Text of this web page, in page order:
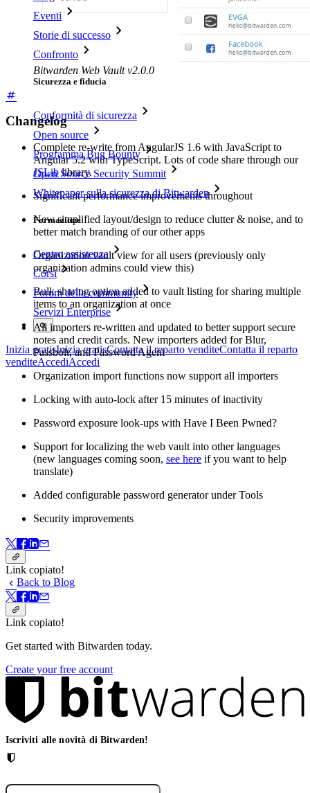
Eventi
Storie di successo
Confronto
Sicurezza e fiducia
Conformità di sicurezza
Open source
Programma Bug Bounty
Open Source Security Summit
Whitepaper sulla sicurezza di Bitwarden
Formazione
Centro assistenza
Corsi
Forum della community
Servizi Enterprise
Inizia gratisInizia gratisContatta il reparto venditeContatta il reparto
venditeAccediAccedi
Bitwarden Web Vault v2.0.0
Changelog
Complete re-write from AngularJS 1.6 with JavaScript to
Angular 5.2 with TypeScript. Lots of code share through our
JSLiblibrary.
Significant performance improvements throughout
New simplified layout/design to reduce clutter & noise, and to
better match branding of our other apps
Organization vault view for all users (previously only
organization admins could view this)
Bulk sharing option added to vault listing for sharing multiple
items to an organization at once
All importers re-written and updated to better support secure
notes and credit cards. New importers added for Blur,
Passbolt, and Password Agent
Organization import functions now support all importers
Locking with auto-lock after 15 minutes of inactivity
Password exposure look-ups with Have I Been Pwned?
Support for localizing the web vault into other languages
(new languages coming soon, see here if you want to help
translate)
Added configurable password generator under Tools
Security improvements
Link copiato!
Back to Blog
Link copiato!
Get started with Bitwarden today.
Create your free account
Iscriviti alle novità di Bitwarden!